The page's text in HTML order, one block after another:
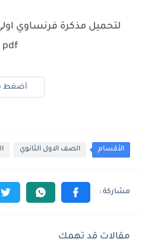
pdf
أضغط
الأقسام الصف الاول الثانوي
مقالات قد تهمك